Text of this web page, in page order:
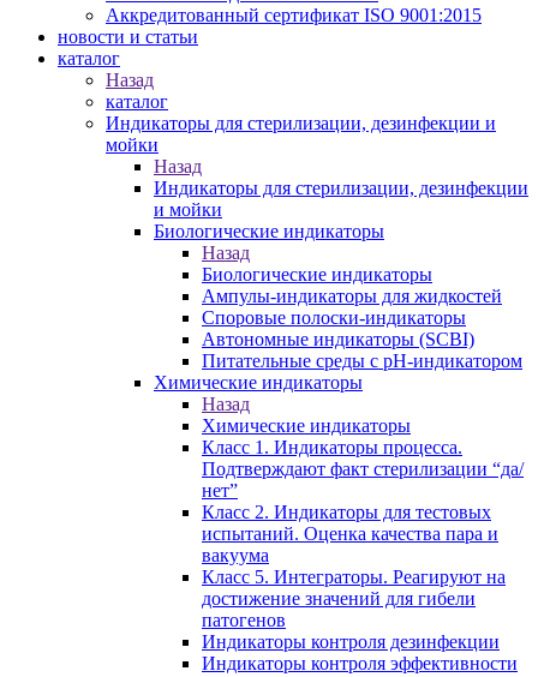
Аккредитованный сертификат ISO 9001:2015
новости и статьи
каталог
Назад
каталог
Индикаторы для стерилизации, дезинфекции и
мойки
Назад
Индикаторы для стерилизации, дезинфекции
и мойки
Биологические индикаторы
Назад
Биологические индикаторы
Ампулы-индикаторы для жидкостей
Споровые полоски-индикаторы
Автономные индикаторы (SCBI)
Питательные среды с рН-индикатором
Химические индикаторы
Назад
Химические индикаторы
Класс 1. Индикаторы процесса.
Подтверждают факт стерилизации “да/
нет”
Класс 2. Индикаторы для тестовых
испытаний. Оценка качества пара и
вакуума
Класс 5. Интеграторы. Реагируют на
достижение значений для гибели
патогенов
Индикаторы контроля дезинфекции
Индикаторы контроля эффективности